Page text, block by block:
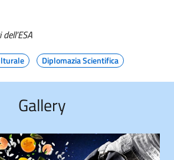
Diplomazia Scientifica
Gallery